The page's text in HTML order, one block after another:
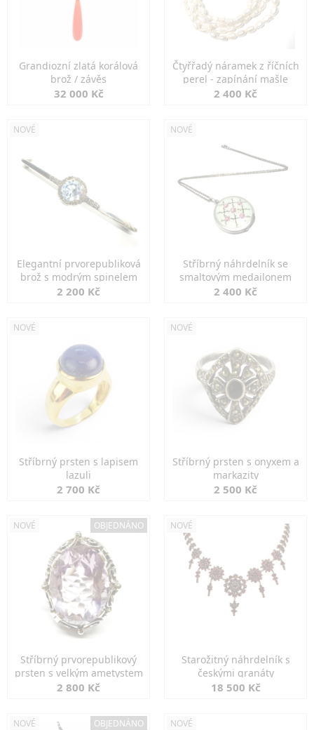
Grandiozní zlatá korálová
brož / závěs
32 000 Kč
Čtyřřadý náramek z říčních
perel - zapínání mašle
2 400 Kč
NOVÉ
Elegantní prvorepubliková
brož s modrým spinelem
2 200 Kč
NOVÉ
Stříbrný náhrdelník se
smaltovým medailonem
2 400 Kč
NOVÉ
Stříbrný prsten s lapisem
lazuli
2 700 Kč
NOVÉ
Stříbrný prsten s onyxem a
markazity
2 500 Kč
NOVÉ OBJEDNÁNO
Stříbrný prvorepublikový
prsten s velkým ametystem
2 800 Kč
NOVÉ
Starožitný náhrdelník s
českými granáty
18 500 Kč
NOVÉ OBJEDNÁNO NOVÉ